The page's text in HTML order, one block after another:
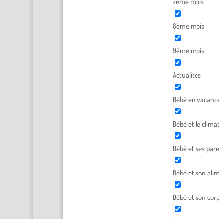
8ème mois
9ème mois
Actualités
Bébé en
Bébé et le climat
Bébé et ses
Bébé et son
Bébé et son